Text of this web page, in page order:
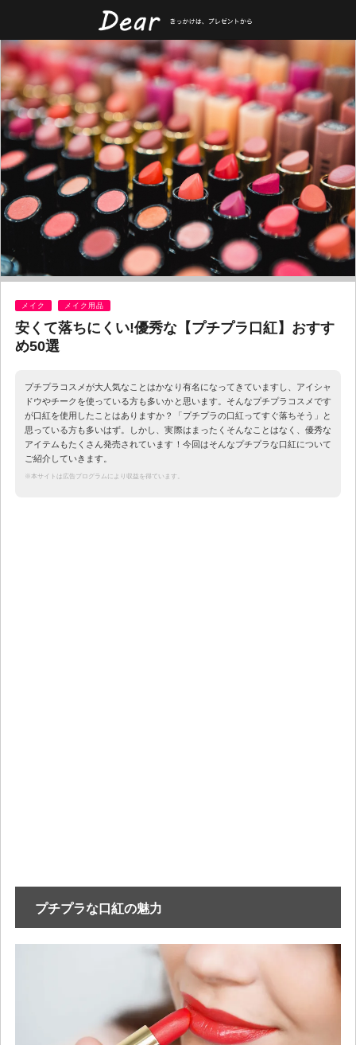
メイク メイク用品
安くて落ちにくい!優秀な【プチプラ口紅】おすす
め50選
プチプラコスメが大人気なことはかなり有名になってきていますし、アイシャ
ドウやチークを使っている方も多いかと思います。そんなプチプラコスメです
が口紅を使用したことはありますか？「プチプラの口紅ってすぐ落ちそう」と
思っている方も多いはず。しかし、実際はまったくそんなことはなく、優秀な
アイテムもたくさん発売されています！今回はそんなプチプラな口紅について
ご紹介していきます。
※本サイトは広告プログラムにより収益を得ています。
プチプラな口紅の魅力